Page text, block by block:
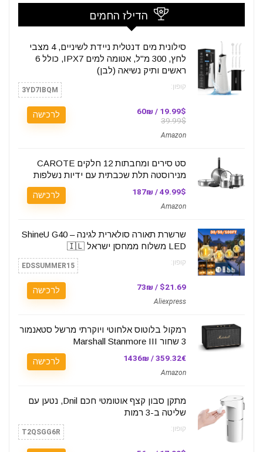
הדילז החמים
סילונית מים דנטלית ניידת לשיניים, 4 מצבי
לחץ, 300 מ"ל, אטומה למים IPX7, כולל 6
ראשים ותיק נשיאה (לבן)
קופון: 3YD7IBQM
19.99$ / 60₪
39.99$
Amazon
לרכישה
סט סירים ומחבתות 12 חלקים CAROTE
מנירוסטה תלת שכבתית עם ידיות נשלפות
49.99$ / 187₪
Amazon
לרכישה
שרשרת תאורה סולארית לגינה – ShineU G40
LED משלוח ממחסן ישראל 🇮🇱
קופון: EDSSUMMER15
$21.69 / 73₪
Aliexpress
לרכישה
רמקול בלוטוס אלחוטי ויוקרתי מרשל סטאנמור
3 שחור Marshall Stanmore III
359.32€ / 1436₪
Amazon
לרכישה
מתקן סבון קצף אוטומטי חכם Dnil, נטען עם
שליטה ב-3 רמות
קופון: T2QSGG6R